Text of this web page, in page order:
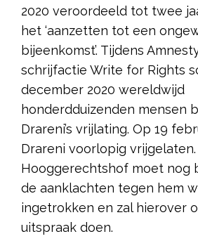
2020 veroordeeld tot twee
het ‘aanzetten tot een
bijeenkomst’. Tijdens
schrijfactie Write for Rights
december 2020 wereldwijd
honderdduizenden mensen
Drareni’s vrijlating. Op 19
Drareni voorlopig
Hooggerechtshof moet nog
de aanklachten tegen hem
ingetrokken en zal hierover
uitspraak doen.